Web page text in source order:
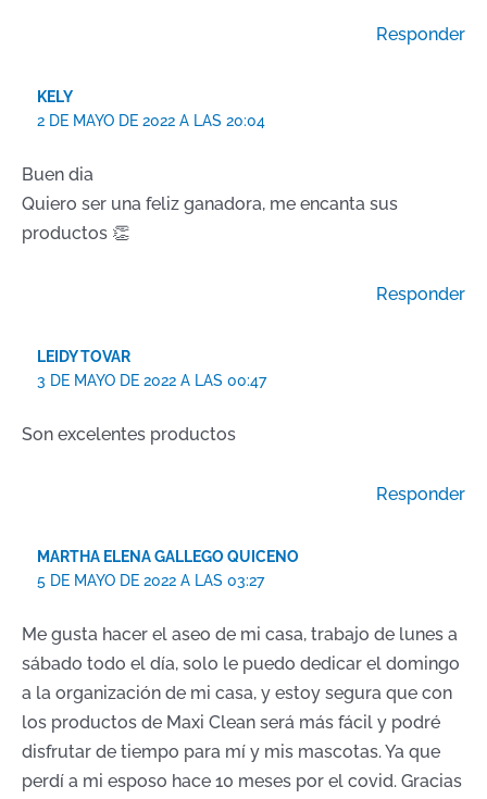
Responder
KELY
2 DE MAYO DE 2022 A LAS 20:04
Buen dia
Quiero ser una feliz ganadora, me encanta sus
productos 👏
Responder
LEIDY TOVAR
3 DE MAYO DE 2022 A LAS 00:47
Son excelentes productos
Responder
MARTHA ELENA GALLEGO QUICENO
5 DE MAYO DE 2022 A LAS 03:27
Me gusta hacer el aseo de mi casa, trabajo de lunes a
sábado todo el día, solo le puedo dedicar el domingo
a la organización de mi casa, y estoy segura que con
los productos de Maxi Clean será más fácil y podré
disfrutar de tiempo para mí y mis mascotas. Ya que
perdí a mi esposo hace 10 meses por el covid. Gracias